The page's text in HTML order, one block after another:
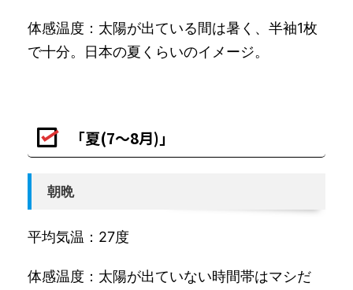
体感温度：太陽が出ている間は暑く、半袖1枚
で十分。日本の夏くらいのイメージ。
「夏(7～8月)」
朝晩
平均気温：27度
体感温度：太陽が出ていない時間帯はマシだ